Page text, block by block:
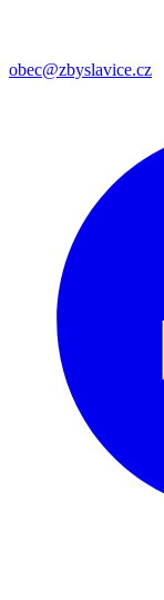
obec@zbyslavice.cz